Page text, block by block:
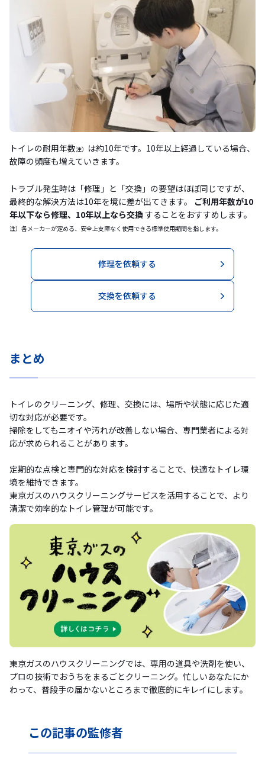
トイレの耐用年数注） は約10年です。10年以上経過している場合、
故障の頻度も増えていきます。
トラブル発生時は「修理」と「交換」の要望はほぼ同じですが、
最終的な解決方法は10年を境に差が出てきます。 ご利用年数が10
年以下なら修理、10年以上なら交換することをおすすめします。
注）各メーカーが定める、安全上支障なく使用できる標準使用期間を指します。
修理を依頼する
交換を依頼する
まとめ
トイレのクリーニング、修理、交換には、場所や状態に応じた適
切な対応が必要です。
掃除をしてもニオイや汚れが改善しない場合、専門業者による対
応が求められることがあります。
定期的な点検と専門的な対応を検討することで、快適なトイレ環
境を維持できます。
東京ガスのハウスクリーニングサービスを活用することで、より
清潔で効率的なトイレ管理が可能です。
東京ガスのハウスクリーニングでは、専用の道具や洗剤を使い、
プロの技術でおうちをまるごとクリーニング。忙しいあなたにか
わって、普段手の届かないところまで徹底的にキレイにします。
この記事の監修者